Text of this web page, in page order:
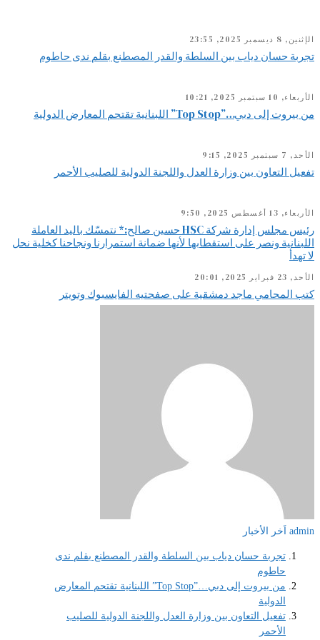
الإثنين, 8 ديسمبر 2025, 23:55
تجربة حسان دياب بين السلطة والقدر المصطنع بقلم ندى حاطوم
الأربعاء, 10 سبتمبر 2025, 10:21
من بيروت إلى دبي…”Top Stop” اللبنانية تقتحم المعارض الدولية
الأحد, 7 سبتمبر 2025, 9:15
تفعيل التعاون بين وزارة العدل واللجنة الدولية للصليب الأحمر
الأربعاء, 13 أغسطس 2025, 9:50
رئيس مجلس إدارة شركة HSC حسين صالح:* نتمسّك باليد العاملة
اللبنانية ونصر على استقطابها لأنها ضمانة استمرارنا ونجاحنا كخلية نحل
لا تهدأ
الأحد, 23 فبراير 2025, 20:01
كتب المحامي ماجد دمشقية على صفحتيه الفايسبوك وتويتر
admin اَخر الأخبار
تجربة حسان دياب بين السلطة والقدر المصطنع بقلم ندى
حاطوم
من بيروت إلى دبي…”Top Stop” اللبنانية تقتحم المعارض
الدولية
تفعيل التعاون بين وزارة العدل واللجنة الدولية للصليب
الأحمر